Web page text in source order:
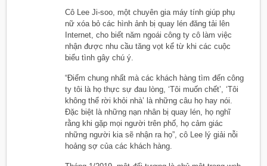
Cô Lee Ji-soo, một chuyên gia máy tính giúp phụ
nữ xóa bỏ các hình ảnh bị quay lén đăng tải lên
Internet, cho biết năm ngoái công ty cô làm việc
nhận được nhu cầu tăng vọt kể từ khi các cuộc
biểu tình gây chú ý.
“Điểm chung nhất mà các khách hàng tìm đến công
ty tôi là họ thực sự đau lòng, ‘Tôi muốn chết’, ‘Tôi
không thể rời khỏi nhà’ là những câu họ hay nói.
Đặc biệt là những nạn nhân bị quay lén, họ nghĩ
rằng khi gặp mọi người trên phố, họ cảm giác
những người kia sẽ nhận ra họ”, cô Lee lý giải nỗi
hoảng sợ của các khách hàng.